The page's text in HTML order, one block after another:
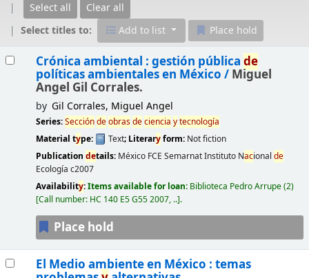
Select all
Clear all
Select titles to:
Add to list Place hold
Crónica ambiental : gestión pública de
políticas ambientales en México / Miguel
Angel Gil Corrales.
by Gil Corrales, Miguel Angel
Series:Seccióndeobrasdeciencia ytecnología
Material type: Text; Literaryform: Not fiction
Publication details: México FCE Semarnat Instituto Nacional de
Ecología c2007
Availability:Items available for loan: Biblioteca Pedro Arrupe(2)
Call number: HC 140 E5 G55 2007, .. .
Place hold
El Medio ambiente en México : temas